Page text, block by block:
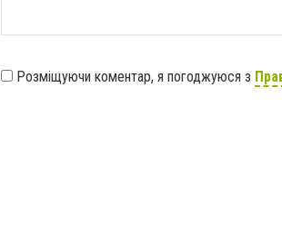
Розміщуючи коментар, я погоджуюся з